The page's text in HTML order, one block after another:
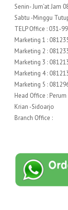
Senin- Jum’at Jam
Sabtu -Minggu
TELP Office : 031-
Marketing 1 :
Marketing 2 :
Marketing 3 :
Marketing 4 :
Marketing 5 :
Head Office :
Krian -Sidoarjo
Branch Office :